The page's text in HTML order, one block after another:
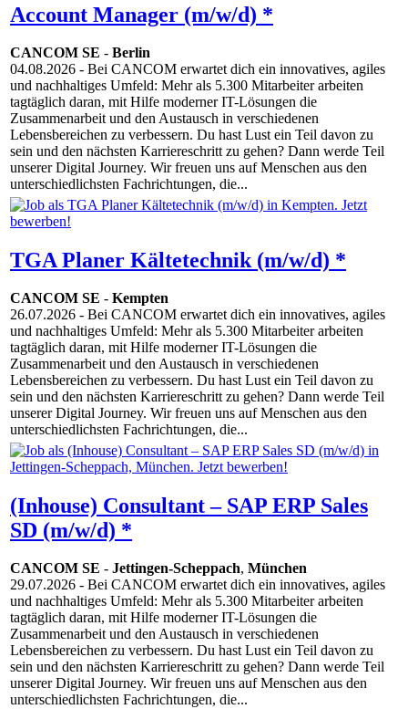
Account Manager (m/w/d) *
CANCOM SE - Berlin
04.08.2026 - Bei CANCOM erwartet dich ein innovatives, agiles
und nachhaltiges Umfeld: Mehr als 5.300 Mitarbeiter arbeiten
tagtäglich daran, mit Hilfe moderner IT-Lösungen die
Zusammenarbeit und den Austausch in verschiedenen
Lebensbereichen zu verbessern. Du hast Lust ein Teil davon zu
sein und den nächsten Karriereschritt zu gehen? Dann werde Teil
unserer Digital Journey. Wir freuen uns auf Menschen aus den
unterschiedlichsten Fachrichtungen, die...
TGA Planer Kältetechnik (m/w/d) *
CANCOM SE - Kempten
26.07.2026 - Bei CANCOM erwartet dich ein innovatives, agiles
und nachhaltiges Umfeld: Mehr als 5.300 Mitarbeiter arbeiten
tagtäglich daran, mit Hilfe moderner IT-Lösungen die
Zusammenarbeit und den Austausch in verschiedenen
Lebensbereichen zu verbessern. Du hast Lust ein Teil davon zu
sein und den nächsten Karriereschritt zu gehen? Dann werde Teil
unserer Digital Journey. Wir freuen uns auf Menschen aus den
unterschiedlichsten Fachrichtungen, die...
(Inhouse) Consultant – SAP ERP Sales
SD (m/w/d) *
CANCOM SE - Jettingen-Scheppach, München
29.07.2026 - Bei CANCOM erwartet dich ein innovatives, agiles
und nachhaltiges Umfeld: Mehr als 5.300 Mitarbeiter arbeiten
tagtäglich daran, mit Hilfe moderner IT-Lösungen die
Zusammenarbeit und den Austausch in verschiedenen
Lebensbereichen zu verbessern. Du hast Lust ein Teil davon zu
sein und den nächsten Karriereschritt zu gehen? Dann werde Teil
unserer Digital Journey. Wir freuen uns auf Menschen aus den
unterschiedlichsten Fachrichtungen, die...